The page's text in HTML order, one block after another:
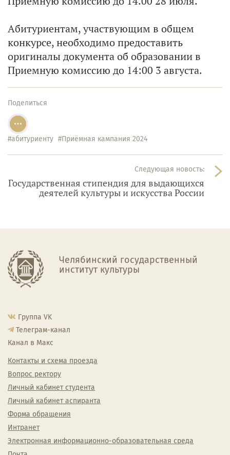
Абитуриентам, участвующим в общем
конкурсе, необходимо предоставить
оригиналы документа об образовании в
Приемную комиссию до 14:00 3 августа.
Поделиться
#абитуриенту #Приёмная кампания 2024
Следующая новость:
Государственная стипендия для выдающихся
деятелей культуры и искусства России
Челябинский государственный
институт культуры
Группа VK
Телеграм-канал
Канал в Макс
Контакты и схема проезда
Вопрос ректору
Личный кабинет студента
Личный кабинет аспиранта
Форма обращения
Интранет
Электронная информационно-образовательная среда